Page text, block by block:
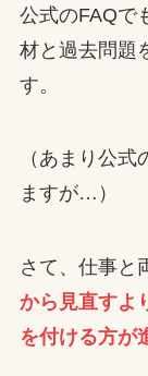
公式のFAQで
材と過去問題
す。
（あまり公
ますが…）
さて、仕事と
から見直すよ
を付ける方が